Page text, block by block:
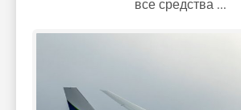
все средства ...